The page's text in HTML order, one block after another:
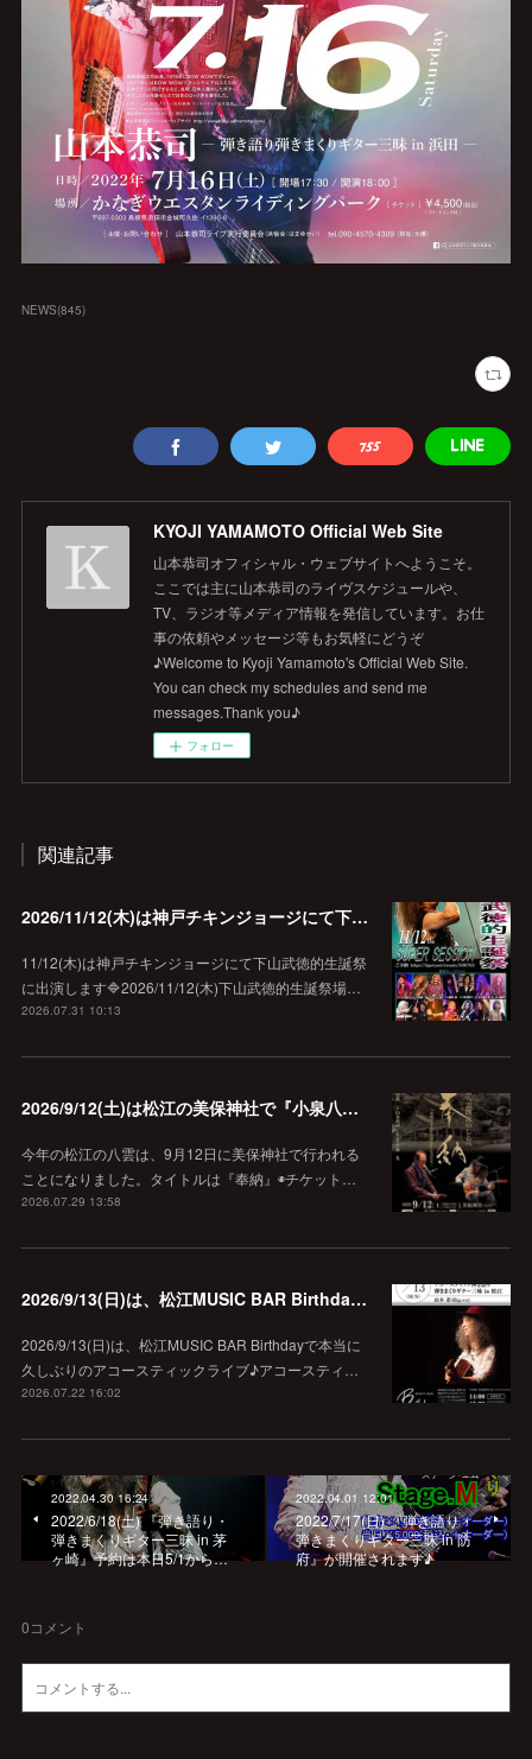
NEWS(845)
KYOJI YAMAMOTO Official Web Site
山本恭司オフィシャル・ウェブサイトへようこそ。
ここでは主に山本恭司のライヴスケジュールや、
TV、ラジオ等メディア情報を発信しています。お仕
事の依頼やメッセージ等もお気軽にどうぞ
♪Welcome to Kyoji Yamamoto's Official Web Site.
You can check my schedules and send me
messages.Thank you♪
フォロー
関連記事
2026/11/12(木)は神戸チキンジョージにて下山武徳的生誕祭に出演します♪
11/12(木)は神戸チキンジョージにて下山武徳的生誕祭
に出演します🔷2026/11/12(木)下山武徳的生誕祭場…
2026.07.31 10:13
2026/9/12(土)は松江の美保神社で『小泉八雲朗読のしらべ』
今年の松江の八雲は、9月12日に美保神社で行われる
ことになりました。タイトルは『奉納』◉チケット…
2026.07.29 13:58
2026/9/13(日)は、松江MUSIC BAR Birthdayでアコースティック弾き語り弾きまくりギター三昧♪
2026/9/13(日)は、松江MUSIC BAR Birthdayで本当に
久しぶりのアコースティックライブ♪アコースティ…
2026.07.22 16:02
2022.04.30 16:24
2022/6/18(土) 『弾き語り・
弾きまくりギター三昧 in 茅
ヶ崎』予約は本日5/1から…
2022.04.01 12:01
2022/7/17(日) 『弾き語り・
弾きまくりギター三昧 in 防
府』が開催されます♪
0コメント